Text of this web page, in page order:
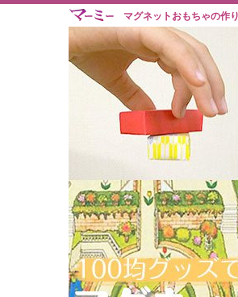
マグネットおもちゃの作